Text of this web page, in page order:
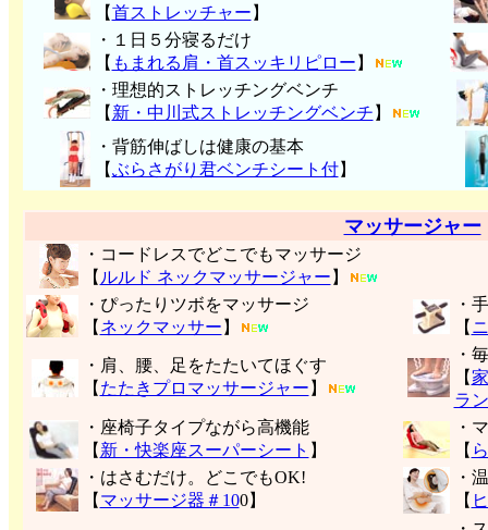
【首ストレッチャー 】
・１日５分寝るだけ
【 もまれる肩・首スッキリピロー 】
・理想的ストレッチングベンチ
【 新・中川式ストレッチングベンチ 】
・背筋伸ばしは健康の基本
【ぶらさがり君ベンチシート付】
マッサージャー
・コードレスでどこでもマッサージ
【 ルルド ネックマッサージャー 】
・ぴったりツボをマッサージ
【 ネックマッサー 】
・
【
・肩、腰、足をたたいてほぐす
【 たたきプロマッサージャー 】
・
【
ラ
・座椅子タイプながら高機能
【 新・快楽座スーパーシート 】
・
【
・はさむだけ。どこでもOK!
【 マッサージ器＃100】
・
【